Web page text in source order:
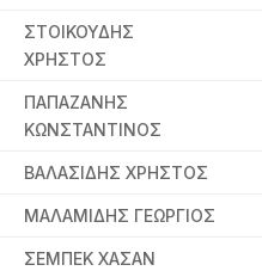
ΣΤΟΙΚΟΥΔΗΣ
ΧΡΗΣΤΟΣ
ΠΑΠΑΖΑΝΗΣ
ΚΩΝΣΤΑΝΤΙΝΟΣ
ΒΑΛΑΣΙΔΗΣ ΧΡΗΣΤΟΣ
ΜΑΛΑΜΙΔΗΣ ΓΕΩΡΓΙΟΣ
ΣΕΜΠΕΚ ΧΑΣΑΝ